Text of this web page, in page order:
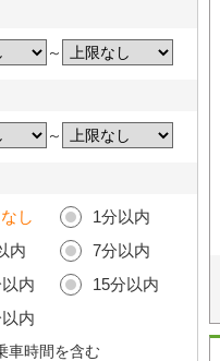
～
～
し
1分以内
内
7分以内
内
15分以内
内
車時間を含む